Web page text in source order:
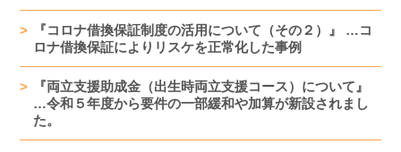
『コロナ借換保証制度の活用について（その２）』 …コ
ロナ借換保証によりリスケを正常化した事例
『両立支援助成金（出生時両立支援コース）について』
…令和５年度から要件の一部緩和や加算が新設されまし
た。